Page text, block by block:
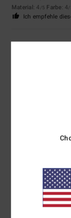
Material: 4 /5 Farbe: 4/
Ich empfehle
Preis-
Ich empfehle